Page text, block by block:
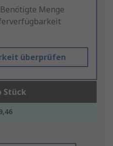
Benötigte Menge
überprüfen
Stück